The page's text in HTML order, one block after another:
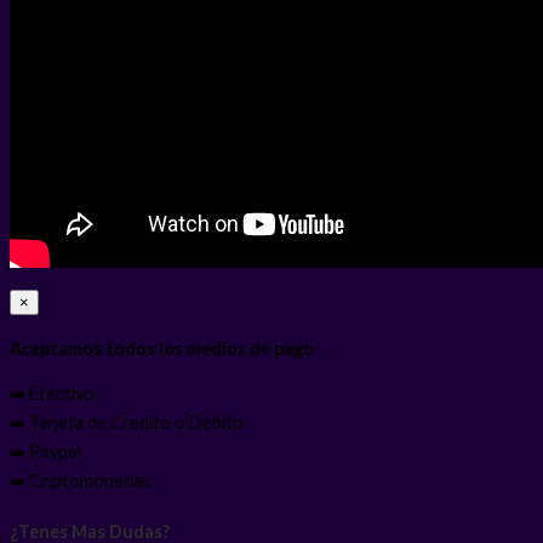
×
Aceptamos todos los medios de pago
➡️ Efectivo
➡️ Tarjeta de Credito o Debito
➡️ Paypal
➡️ Criptomonedas
¿Tenes Mas Dudas?